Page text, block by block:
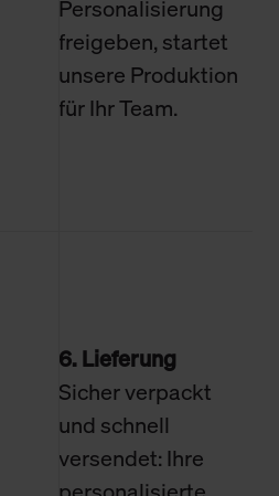
Personalisierung
freigeben, startet
unsere Produktion
für Ihr Team.
6. Lieferung
Sicher verpackt
und schnell
versendet: Ihre